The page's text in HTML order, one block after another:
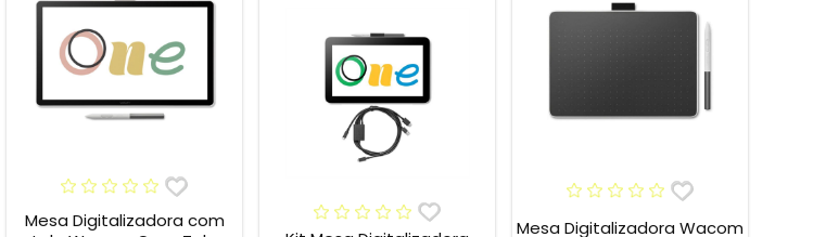
Mesa Digitalizadora com
Mesa Digitalizadora Wacom